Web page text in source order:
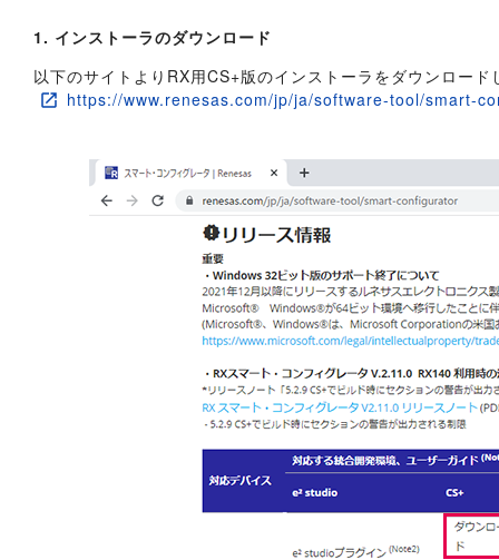
1. インストーラのダウンロード
以下のサイトよりRX用CS+版のインストーラをダウンロード
https://www.renesas.com/jp/ja/software-tool/smart-